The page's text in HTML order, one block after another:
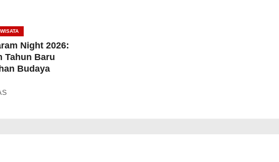
WISATA
Night 2026:
Tahun Baru
Budaya